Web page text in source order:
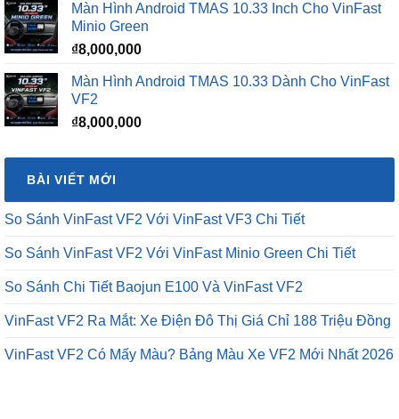
₫16,500,000.là:
Màn Hình Android TMAS 10.33 Inch Cho VinFast
Minio Green
₫8,000,000
Màn Hình Android TMAS 10.33 Dành Cho VinFast
VF2
₫8,000,000
BÀI VIẾT MỚI
So Sánh VinFast VF2 Với VinFast VF3 Chi Tiết
So Sánh VinFast VF2 Với VinFast Minio Green Chi Tiết
So Sánh Chi Tiết Baojun E100 Và VinFast VF2
VinFast VF2 Ra Mắt: Xe Điện Đô Thị Giá Chỉ 188 Triệu Đồng
VinFast VF2 Có Mấy Màu? Bảng Màu Xe VF2 Mới Nhất 2026